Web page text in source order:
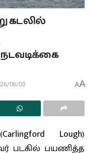
கடலில்
06/03 AA
Lough)
படகில் பயணித்த